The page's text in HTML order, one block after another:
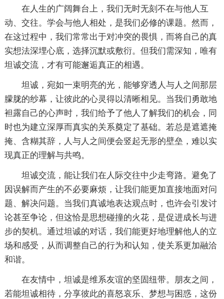
在人生的广阔舞台上，我们无时无刻不在与他人互
动、交往。学会与他人相处，是我们必修的课题。然而，
在这过程中，我们常常出于对冲突的畏惧，而将自己的真
实想法深埋心底，选择沉默或敷衍。但我们需深知，唯有
坦诚交流，才有可能邂逅真正的相遇。
坦诚，宛如一束明亮的光，能够穿透人与人之间那层
朦胧的纱幕，让彼此的心灵得以清晰相见。当我们勇敢地
袒露自己的心声时，我们给予了他人了解我们的机会，同
时也为建立深厚而真实的关系奠定了基础。若总是遮遮掩
掩、含糊其辞，人与人之间便会竖起无形的壁垒，难以实
现真正的理解与共鸣。
坦诚交流，能让我们在人际交往中少走弯路。避免了
因误解而产生的不必要麻烦，让我们能更加直接地面对问
题、解决问题。当我们真诚地表达观点时，也许会引发讨
论甚至争论，但这恰是思想碰撞的火花，是促进成长与进
步的契机。通过坦诚的对话，我们能更好地理解他人的立
场和感受，从而调整自己的行为和认知，使关系更加融洽
和谐。
在友情中，坦诚是维系友谊的坚固纽带。朋友之间，
若能坦诚相待，分享彼此的喜怒哀乐、梦想与困惑，这份